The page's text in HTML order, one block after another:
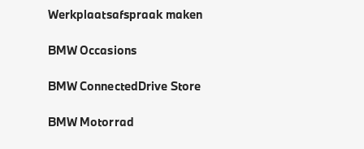
Werkplaatsafspraak maken
BMW Occasions
BMW ConnectedDrive Store
BMW Motorrad